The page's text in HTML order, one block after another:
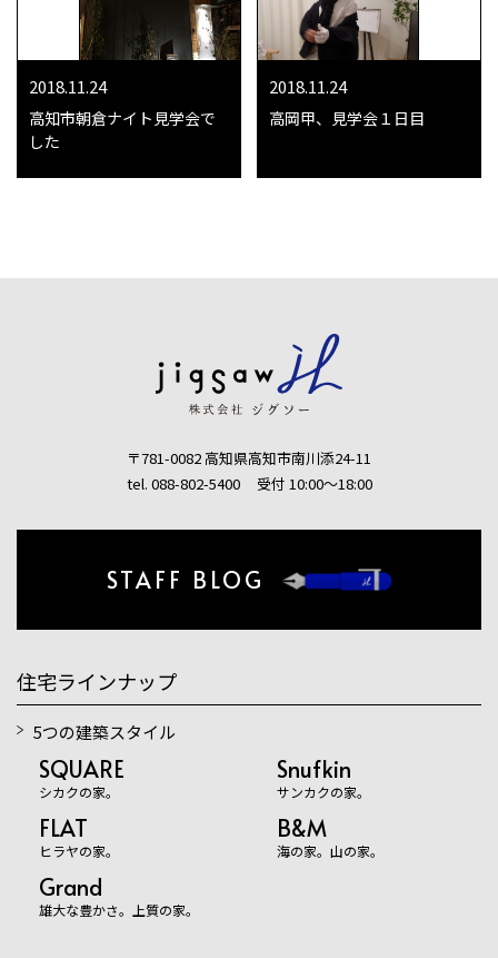
2018.11.24
高知市朝倉ナイト見学会で
した
2018.11.24
高岡甲、見学会１日目
〒781-0082 高知県高知市南川添24-11
tel. 088-802-5400
受付 10:00〜18:00
STAFF BLOG
住宅ラインナップ
5つの建築スタイル
SQUARE
シカクの家。
Snufkin
サンカクの家。
FLAT
ヒラヤの家。
B&M
海の家。山の家。
Grand
雄大な豊かさ。上質の家。